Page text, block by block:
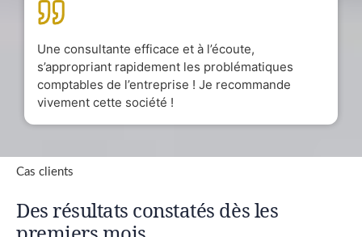
Une consultante efficace et à l’écoute,
s’appropriant rapidement les problématiques
comptables de l’entreprise ! Je recommande
vivement cette société !
Cas clients
Des résultats constatés dès les